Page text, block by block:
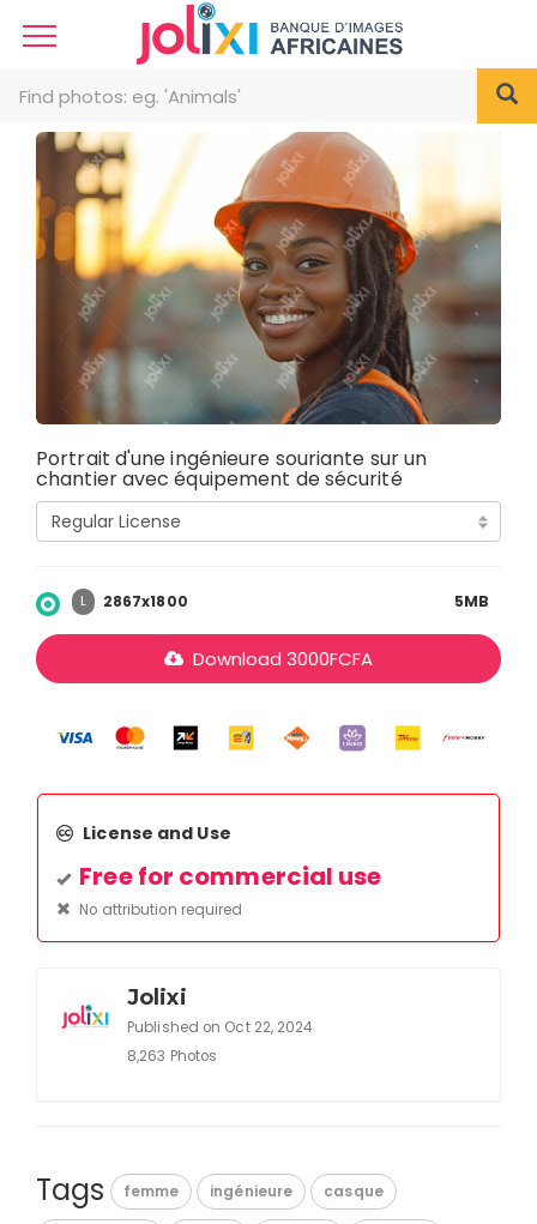
Portrait d'une ingénieure souriante sur un
chantier avec équipement de sécurité
L 2867x1800 5MB
Download 3000FCFA
License and Use
Free for commercial use
No attribution required
Jolixi
Published on Oct 22, 2024
8,263 Photos
Tags femme ingénieure casque